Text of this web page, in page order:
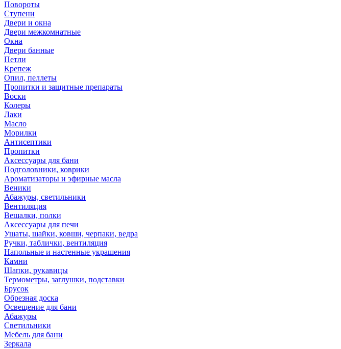
Повороты
Ступени
Двери и окна
Двери межкомнатные
Окна
Двери банные
Петли
Крепеж
Опил, пеллеты
Пропитки и защитные препараты
Воски
Колеры
Лаки
Масло
Морилки
Антисептики
Пропитки
Аксессуары для бани
Подголовники, коврики
Ароматизаторы и эфирные масла
Веники
Абажуры, светильники
Вентиляция
Вешалки, полки
Аксессуары для печи
Ушаты, шайки, ковши, черпаки, ведра
Ручки, таблички, вентиляция
Напольные и настенные украшения
Камни
Шапки, рукавицы
Термометры, заглушки, подставки
Брусок
Обрезная доска
Освещение для бани
Абажуры
Светильники
Мебель для бани
Зеркала